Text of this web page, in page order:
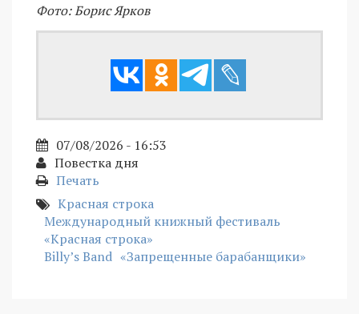
Фото: Борис Ярков
07/08/2026 - 16:53
Повестка дня
Печать
Красная строка
Международный книжный фестиваль
«Красная строка»
Billy’s Band «Запрещенные барабанщики»